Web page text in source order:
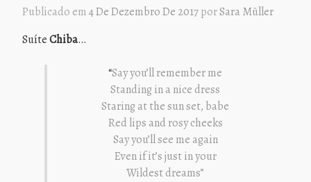
Publicado em4 De Dezembro De 2017porSara Müller
SuíteChiba…
“Say you’ll remember me
Standing in a nice dress
Staring at the sun set, babe
Red lips and rosy cheeks
Say you’ll see me again
Even if it’s just in your
Wildest dreams”